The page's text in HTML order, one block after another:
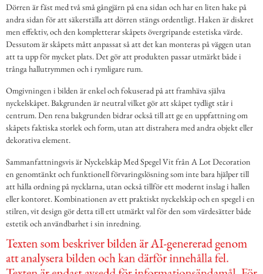
Dörren är fäst med två små gångjärn på ena sidan och har en liten hake på
andra sidan för att säkerställa att dörren stängs ordentligt. Haken är diskret
men effektiv, och den kompletterar skåpets övergripande estetiska värde.
Dessutom är skåpets mått anpassat så att det kan monteras på väggen utan
att ta upp för mycket plats. Det gör att produkten passar utmärkt både i
trånga hallutrymmen och i rymligare rum.
Omgivningen i bilden är enkel och fokuserad på att framhäva själva
nyckelskåpet. Bakgrunden är neutral vilket gör att skåpet tydligt står i
centrum. Den rena bakgrunden bidrar också till att ge en uppfattning om
skåpets faktiska storlek och form, utan att distrahera med andra objekt eller
dekorativa element.
Sammanfattningsvis är Nyckelskåp Med Spegel Vit från A Lot Decoration
en genomtänkt och funktionell förvaringslösning som inte bara hjälper till
att hålla ordning på nycklarna, utan också tillför ett modernt inslag i hallen
eller kontoret. Kombinationen av ett praktiskt nyckelskåp och en spegel i en
stilren, vit design gör detta till ett utmärkt val för den som värdesätter både
estetik och användbarhet i sin inredning.